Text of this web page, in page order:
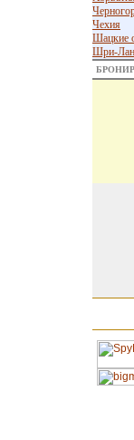
Чехия
Шацкие
Шри-